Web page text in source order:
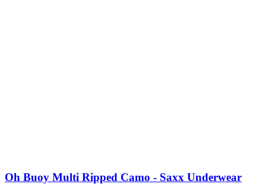
Oh Buoy Multi Ripped Camo - Saxx Underwear